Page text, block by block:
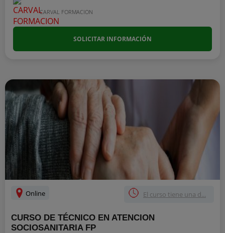
CARVAL FORMACION
SOLICITAR INFORMACIÓN
Online El curso tiene una d...
CURSO DE TÉCNICO EN ATENCION
SOCIOSANITARIA FP